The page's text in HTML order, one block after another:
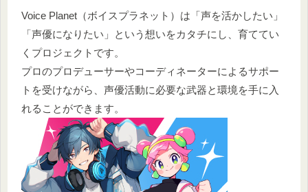
Voice Planet（ボイスプラネット）は「声を活かしたい」
「声優になりたい」という想いをカタチにし、育ててい
くプロジェクトです。
プロのプロデューサーやコーディネーターによるサポー
トを受けながら、声優活動に必要な武器と環境を手に入
れることができます。